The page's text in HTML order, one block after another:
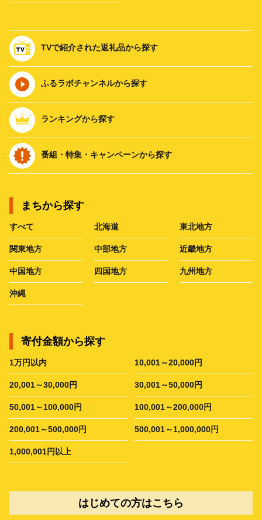
TVで紹介された返礼品から探す
ふるラボチャンネルから探す
ランキングから探す
番組・特集・キャンペーンから探す
まちから探す
すべて 北海道 東北地方
関東地方 中部地方 近畿地方
中国地方 四国地方 九州地方
沖縄
寄付金額から探す
1万円以内 10,001～20,000円
20,001～30,000円 30,001～50,000円
50,001～100,000円 100,001～200,000円
200,001～500,000円 500,001～1,000,000円
1,000,001円以上
はじめての方はこちら